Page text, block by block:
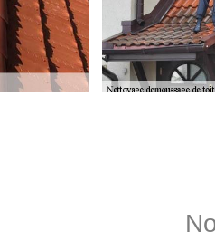
renforcer l’étanchéité
professionnels, les couvreurs de